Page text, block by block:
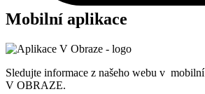
Mobilní aplikace
Sledujte informace z našeho webu v
V OBRAZE.